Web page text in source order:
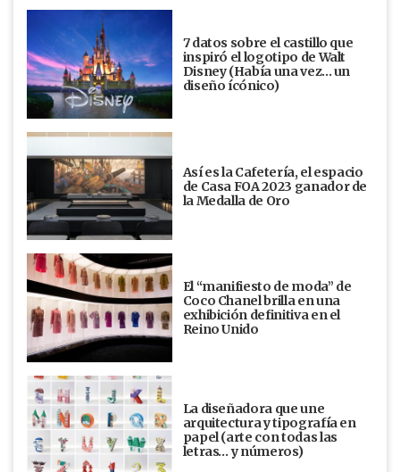
7 datos sobre el castillo que
inspiró el logotipo de Walt
Disney (Había una vez... un
diseño ícónico)
Así es la Cafetería, el espacio
de Casa FOA 2023 ganador de
la Medalla de Oro
El “manifiesto de moda” de
Coco Chanel brilla en una
exhibición definitiva en el
Reino Unido
La diseñadora que une
arquitectura y tipografía en
papel (arte con todas las
letras… y números)